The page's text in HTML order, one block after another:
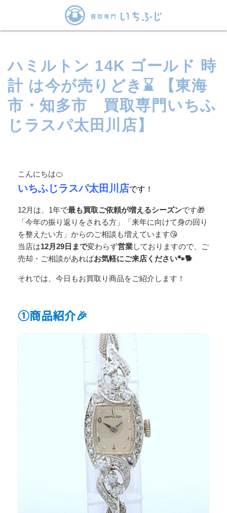
ハミルトン 14K ゴールド 時
計 は今が売りどき⌛ 【東海
市・知多市 買取専門いちふ
じラスパ太田川店】
こんにちは🍊
いちふじラスパ太田川店です ！
12月は、1年で最も買取ご依頼が増えるシーズンです🎁
「今年の振り返りをされる方」「来年に向けて身の回り
を整えたい方」からのご相談も増えています😘
当店は12月29日まで変わらず営業しておりますので、ご
売却・ご相談があればお気軽にご来店ください🐾🐕
それでは、今日もお買取り商品をご紹介します！
①商品紹介🎉